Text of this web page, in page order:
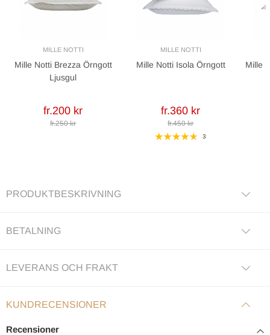
MILLE NOTTI
Mille Notti Brezza Örngott
Ljusgul
fr.200 kr
fr.250 kr
MILLE NOTTI
Mille Notti Isola Örngott
fr.360 kr
fr.450 kr
3
Mille
PRODUKTBESKRIVNING
BETALNING
LEVERANS OCH FRAKT
KUNDRECENSIONER
Recensioner